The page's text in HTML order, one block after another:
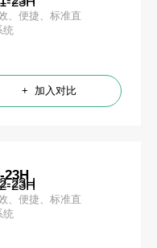
、便捷、标准直
统
+ 加入对比
23H
、便捷、标准直
统